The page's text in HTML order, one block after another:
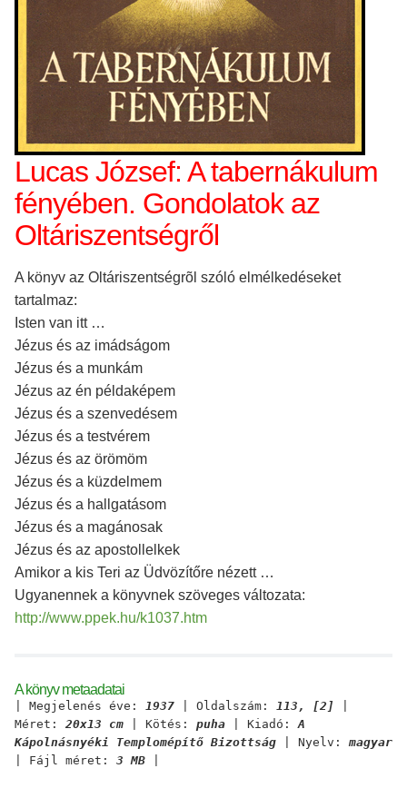
Lucas József: A tabernákulum
fényében. Gondolatok az
Oltáriszentségről
A könyv az Oltáriszentségrõl szóló elmélkedéseket
tartalmaz:
Isten van itt …
Jézus és az imádságom
Jézus és a munkám
Jézus az én példaképem
Jézus és a szenvedésem
Jézus és a testvérem
Jézus és az örömöm
Jézus és a küzdelmem
Jézus és a hallgatásom
Jézus és a magánosak
Jézus és az apostollelkek
Amikor a kis Teri az Üdvözítőre nézett …
Ugyanennek a könyvnek szöveges változata:
http://www.ppek.hu/k1037.htm
A könyv metaadatai
| Megjelenés éve: 1937 | Oldalszám: 113, [2]
Méret: 20x13 cm | Kötés: puha | Kiadó:A
Kápolnásnyéki Templomépítő Bizottság | Nyelv: magyar
| Fájl méret: 3 MB